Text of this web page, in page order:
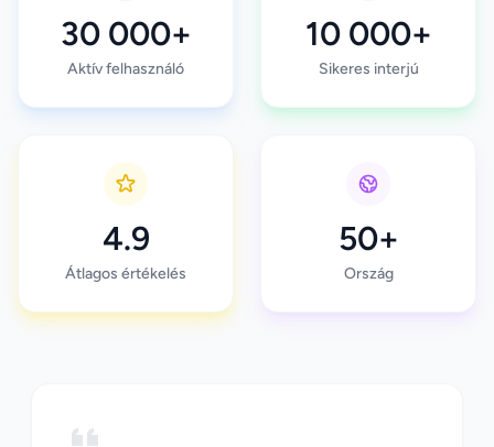
30 000+
Aktív felhasználó
10 000+
Sikeres interjú
4.9
Átlagos értékelés
50+
Ország